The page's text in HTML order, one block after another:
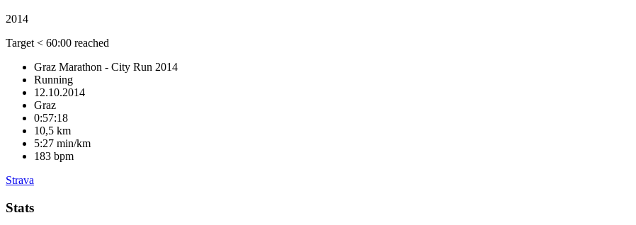
2014
Target < 60:00 reached
Graz Marathon - City Run 2014
Running
12.10.2014
Graz
0:57:18
10,5 km
5:27 min/km
183 bpm
Strava
Stats